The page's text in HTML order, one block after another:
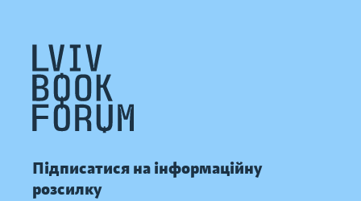
Підписатися на інформаційну
розсилку